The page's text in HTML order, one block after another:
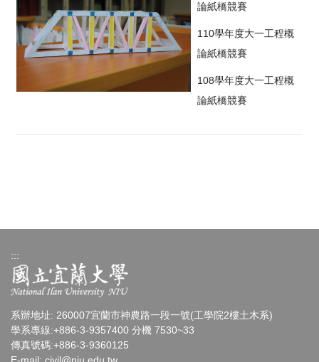
論紙橋競賽
110學年度大一工程概
論紙橋競賽
108學年度大一工程概
論紙橋競賽
:::
系辦地址: 260007宜蘭市神農路一段一號(工學院2樓土木系)
學系專線:+886-3-9357400 分機 7530~33
傳真號碼:+886-3-9360125
E-mail: civil@niu.edu.tw